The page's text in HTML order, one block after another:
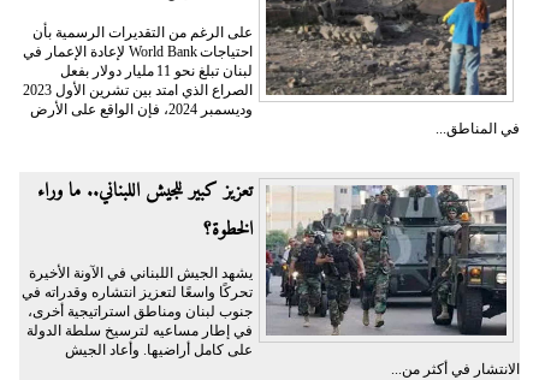
على الرغم من التقديرات الرسمية بأن
احتياجات World Bank لإعادة الإعمار في
لبنان تبلغ نحو 11 مليار دولار بفعل
الصراع الذي امتد بين تشرين الأول 2023
وديسمبر 2024، فإن الواقع على الأرض
في المناطق...
تعزيز كبير للجيش اللبناني.. ما وراء
الخطوة؟
يشهد الجيش اللبناني في الآونة الأخيرة
تحركًا واسعًا لتعزيز انتشاره وقدراته في
جنوب لبنان ومناطق استراتيجية أخرى،
في إطار مساعيه لترسيخ سلطة الدولة
على كامل أراضيها. وأعاد الجيش
الانتشار في أكثر من...